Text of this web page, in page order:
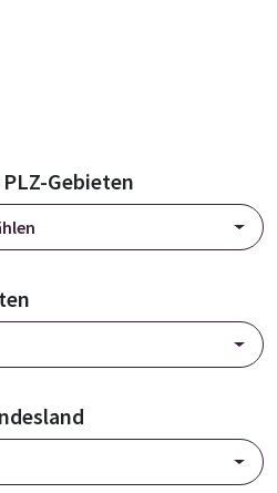
Gebieten